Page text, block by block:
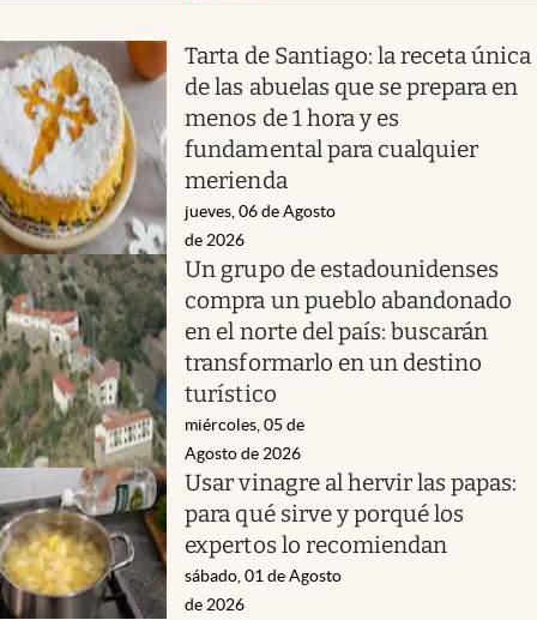
Tarta de Santiago: la receta única
de las abuelas que se prepara en
menos de 1 hora y es
fundamental para cualquier
merienda
jueves, 06 de Agosto
de 2026
Un grupo de estadounidenses
compra un pueblo abandonado
en el norte del país: buscarán
transformarlo en un destino
turístico
miércoles, 05 de
Agosto de 2026
Usar vinagre al hervir las papas:
para qué sirve y porqué los
expertos lo recomiendan
sábado, 01 de Agosto
de 2026